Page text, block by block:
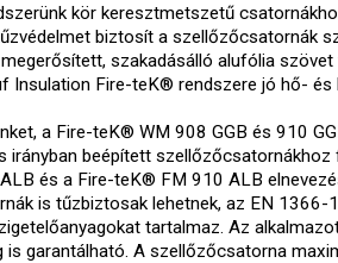
kör keresztmetszetű
biztosít a szellőzőcsatornák
szakadásálló alufólia
Insulation Fire-teK® rendszere jó hő- és
a Fire-teK® WM 908 GGB és 910
beépített szellőzőcsatornákhoz
és a Fire-teK® FM 910 ALB
is tűzbiztosak lehetnek, az EN 1366-
tartalmaz. Az
garantálható. A szellőzőcsatorna